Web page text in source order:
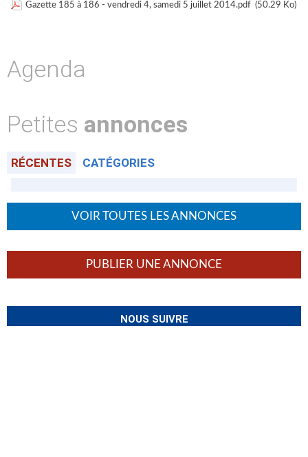
Gazette 185 à 186 - vendredi 4, samedi 5 juillet 2014.pdf (50.29 Ko)
Agenda
Petites annonces
RÉCENTES CATÉGORIES
VOIR TOUTES LES ANNONCES
PUBLIER UNE ANNONCE
NOUS SUIVRE